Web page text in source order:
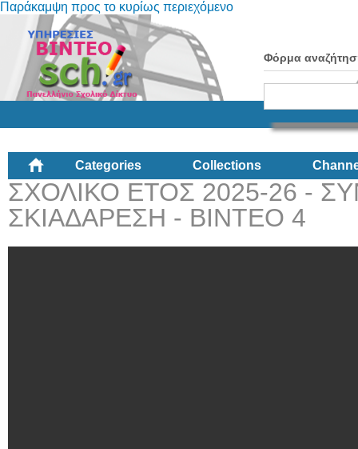
Παράκαμψη προς το κυρίως περιεχόμενο
Φόρμα
Categories Collections
ΣΧΟΛΙΚΟ ΕΤΟΣ 2025-26 -
ΣΚΙΑΔΑΡΕΣΗ - ΒΙΝΤΕΟ 4